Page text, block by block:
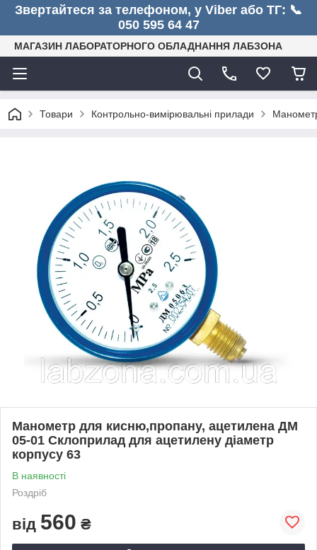
Звертайтеся за телефоном, у Viber або ТГ: 📞
050 595 64 47
МАГАЗИН ЛАБОРАТОРНОГО ОБЛАДНАННЯ ЛАБЗОНА
Товари Контрольно-вимірювальні прилади
Манометр для кисню,пропану, ацетилена ДМ
05-01 Склоприлад для ацетилену діаметр
корпусу 63
В наявності
Роздріб
від 560 ₴